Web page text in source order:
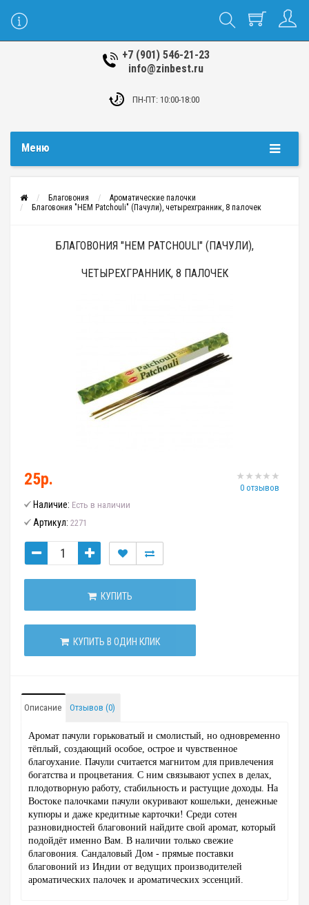
+7 (901) 546-21-23
info@zinbest.ru
ПН-ПТ: 10:00-18:00
Меню
Благовония
Ароматические палочки
Благовония "HEM Patchouli" (Пачули), четырехгранник, 8 палочек
БЛАГОВОНИЯ "HEM PATCHOULI" (ПАЧУЛИ),
ЧЕТЫРЕХГРАННИК, 8 ПАЛОЧЕК
0 отзывов
25р.
Наличие: Есть в наличии
Артикул: 2271
КУПИТЬ
КУПИТЬ В ОДИН КЛИК
Описание Отзывов (0)
Аромат пачули горьковатый и смолистый, но одновременно
тёплый, создающий особое, острое и чувственное
благоухание. Пачули считается магнитом для привлечения
богатства и процветания. С ним связывают успех в делах,
плодотворную работу, стабильность и растущие доходы. На
Востоке палочками пачули окуривают кошельки, денежные
купюры и даже кредитные карточки! Среди сотен
разновидностей благовоний найдите свой аромат, который
подойдёт именно Вам. В наличии только свежие
благовония. Сандаловый Дом - прямые поставки
благовоний из Индии от ведущих производителей
ароматических палочек и ароматических эссенций.